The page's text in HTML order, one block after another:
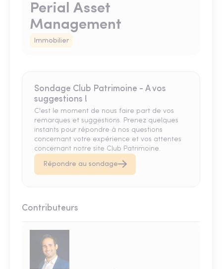
Perial Asset
Management
Immobilier
Sondage Club Patrimoine - A vos
suggestions !
C'est le moment de nous faire part de vos
remarques et suggestions. Prenez quelques
instants pour répondre à nos questions
concernant votre expérience et vos attentes
concernant notre site Club Patrimoine.
Répondre au sondage
Contributeurs